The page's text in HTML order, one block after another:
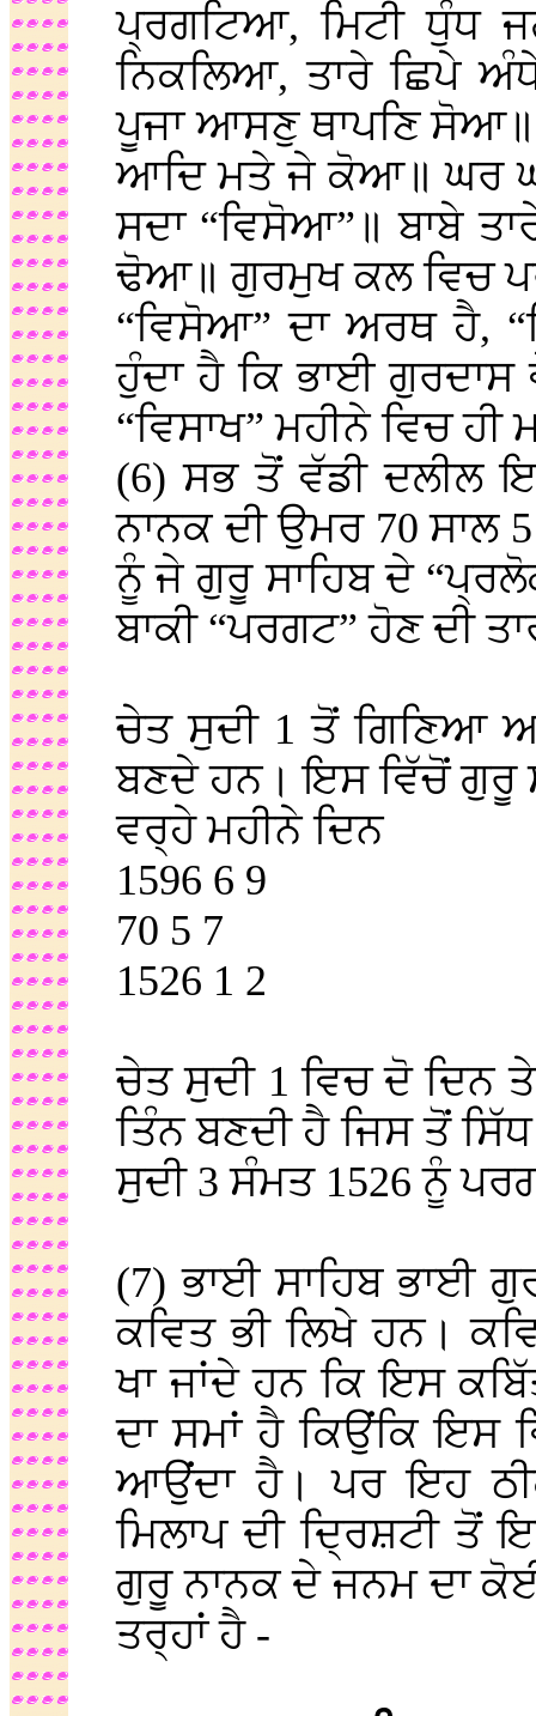
ਪ੍ਰਗਟਿਆ, ਮਿਟੀ ਧੁੰਧ
ਨਿਕਲਿਆ, ਤਾਰੇ ਛਿਪੇ
ਪੂਜਾ ਆਸਣੁ ਥਾਪਣਿ
ਆਦਿ ਮਤੇ ਜੇ ਕੋਆ॥ ਘਰ
ਸਦਾ “ਵਿਸੋਆ”॥ ਬਾਬੇ
ਢੋਆ॥ ਗੁਰਮੁਖ ਕਲ ਵਿਚ
“ਵਿਸੋਆ” ਦਾ ਅਰਥ ਹੈ,
ਹੁੰਦਾ ਹੈ ਕਿ ਭਾਈ ਗੁਰਦਾਸ
“ਵਿਸਾਖ” ਮਹੀਨੇ ਵਿਚ
(6) ਸਭ ਤੋਂ ਵੱਡੀ ਦਲੀਲ
ਨਾਨਕ ਦੀ ਉਮਰ 70 ਸਾਲ
ਨੂੰ ਜੇ ਗੁਰੂ ਸਾਹਿਬ ਦੇ
ਬਾਕੀ “ਪਰਗਟ” ਹੋਣ ਦੀ
ਚੇਤ ਸੁਦੀ 1 ਤੋਂ ਗਿਣਿਆ
ਬਣਦੇ ਹਨ। ਇਸ ਵਿੱਚੋਂ ਗੁਰੂ
ਵਰ੍ਹੇ ਮਹੀਨੇ ਦਿਨ
1596 6 9
70 5 7
1526 1 2
ਚੇਤ ਸੁਦੀ 1 ਵਿਚ ਦੋ ਦਿਨ
ਤਿੰਨ ਬਣਦੀ ਹੈ ਜਿਸ ਤੋਂ
ਸੁਦੀ 3 ਸੰਮਤ 1526 ਨੂੰ
(7) ਭਾਈ ਸਾਹਿਬ ਭਾਈ
ਕਵਿਤ ਭੀ ਲਿਖੇ ਹਨ।
ਖਾ ਜਾਂਦੇ ਹਨ ਕਿ ਇਸ
ਦਾ ਸਮਾਂ ਹੈ ਕਿਉਂਕਿ ਇਸ
ਆਉਂਦਾ ਹੈ। ਪਰ ਇਹ
ਮਿਲਾਪ ਦੀ ਦ੍ਰਿਸ਼ਟੀ ਤੋਂ
ਗੁਰੂ ਨਾਨਕ ਦੇ ਜਨਮ ਦਾ
ਤਰ੍ਹਾਂ ਹੈ -